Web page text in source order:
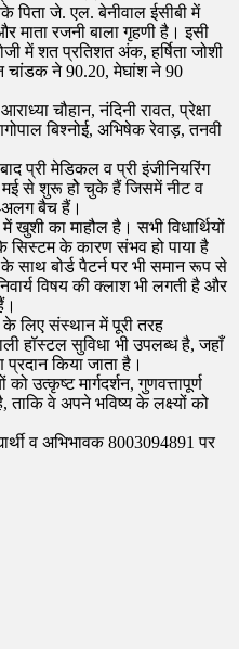
पिता जे. एल. बेनीवाल ईसीबी में
माता रजनी बाला गृहणी है। इसी
में शत प्रतिशत अंक, हर्षिता जोशी
चांडक ने 90.20, मेघांश ने 90
चौहान, नंदिनी रावत, प्रेक्षा
बिश्नोई, अभिषेक रेवाड़, तनवी
प्री मेडिकल व प्री इंजीनियरिंग
मई से शुरू होे चुके हैं जिसमें नीट व
अलग बैच हैं।
खुशी का माहौल है। सभी विधार्थियों
सिस्टम के कारण संभव हो पाया है
के साथ बोर्ड पैटर्न पर भी समान रूप से
विषय की क्लाश भी लगती है और
के लिए संस्थान में पूरी तरह
हॉस्टल सुविधा भी उपलब्ध है, जहाँ
प्रदान किया जाता है।
उत्कृष्ट मार्गदर्शन, गुणवत्तापूर्ण
ताकि वे अपने भविष्य के लक्ष्यों को
व अभिभावक 8003094891 पर